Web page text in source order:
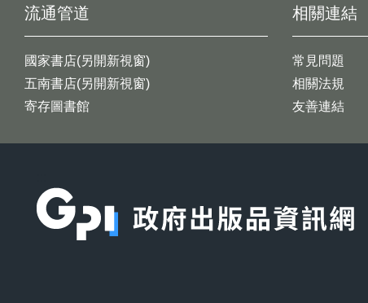
流通管道
國家書店(另開新視窗)
五南書店(另開新視窗)
寄存圖書館
相關連結
常見問題
相關法規
友善連結